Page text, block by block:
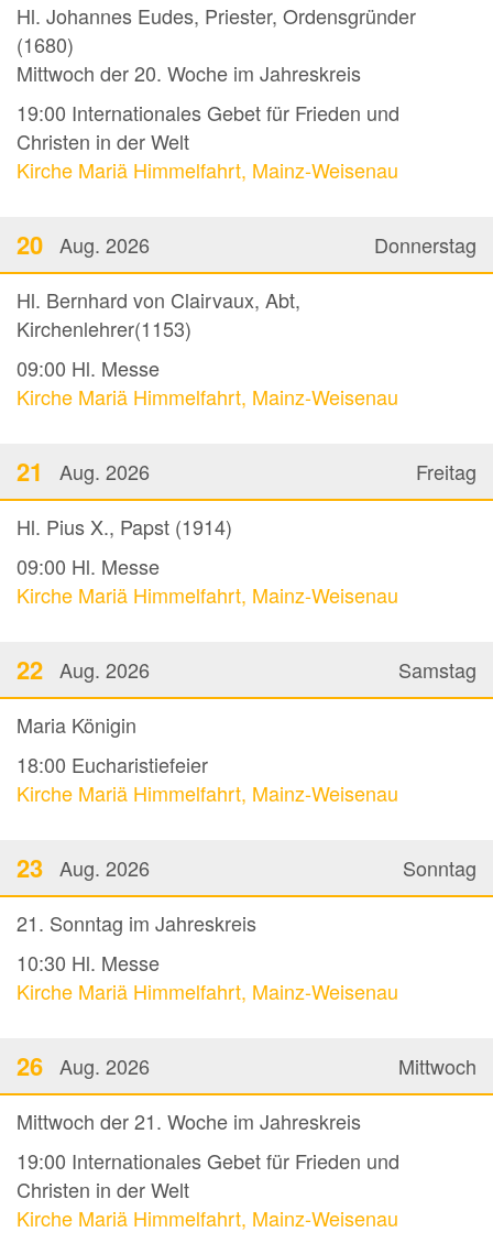
Hl. Johannes Eudes, Priester, Ordensgründer
(1680)
Mittwoch der 20. Woche im Jahreskreis
19:00 Internationales Gebet für Frieden und
Christen in der Welt
Kirche Mariä Himmelfahrt, Mainz-Weisenau
Donnerstag
20 Aug. 2026
Hl. Bernhard von Clairvaux, Abt,
Kirchenlehrer(1153)
09:00 Hl. Messe
Kirche Mariä Himmelfahrt, Mainz-Weisenau
Freitag
21
Aug. 2026
Hl. Pius X., Papst (1914)
09:00 Hl. Messe
Kirche Mariä Himmelfahrt, Mainz-Weisenau
Samstag
22 Aug. 2026
Maria Königin
18:00 Eucharistiefeier
Kirche Mariä Himmelfahrt, Mainz-Weisenau
Sonntag
23 Aug. 2026
21. Sonntag im Jahreskreis
10:30 Hl. Messe
Kirche Mariä Himmelfahrt, Mainz-Weisenau
Mittwoch
26 Aug. 2026
Mittwoch der 21. Woche im Jahreskreis
19:00 Internationales Gebet für Frieden und
Christen in der Welt
Kirche Mariä Himmelfahrt, Mainz-Weisenau